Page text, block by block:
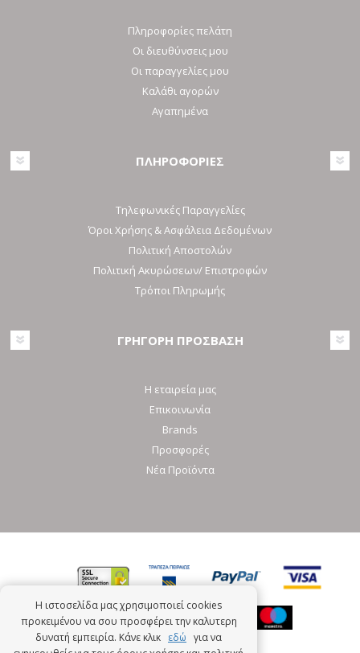
Πληροφορίες πελάτη
Οι διευθύνσεις μου
Οι παραγγελίες μου
Καλάθι αγορών
Αγαπημένα
ΠΛΗΡΟΦΟΡΙΕΣ
Τηλεφωνικές Παραγγελίες
Όροι Χρήσης & Ασφάλεια Δεδομένων
Πολιτική Αποστολών
Πολιτική Ακυρώσεων/ Επιστροφών
Τρόποι Πληρωμής
ΓΡΗΓΟΡΗ ΠΡΟΣΒΑΣΗ
Η εταιρεία μας
Επικοινωνία
Brands
Προσφορές
Νέα Προϊόντα
Η ιστοσελίδα μας χρησιμοποιεί cookies
προκειμένου να σου προσφέρει την καλυτερη
δυνατή εμπειρία. Κάνε κλικ εδώ για να